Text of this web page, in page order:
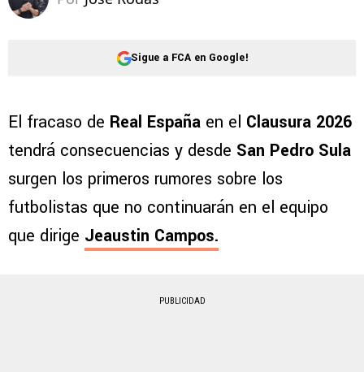
Sigue a FCA en Google!
El fracaso de Real España en el Clausura 2026
tendrá consecuencias y desde San Pedro Sula
surgen los primeros rumores sobre los
futbolistas que no continuarán en el equipo
que dirige Jeaustin Campos.
PUBLICIDAD